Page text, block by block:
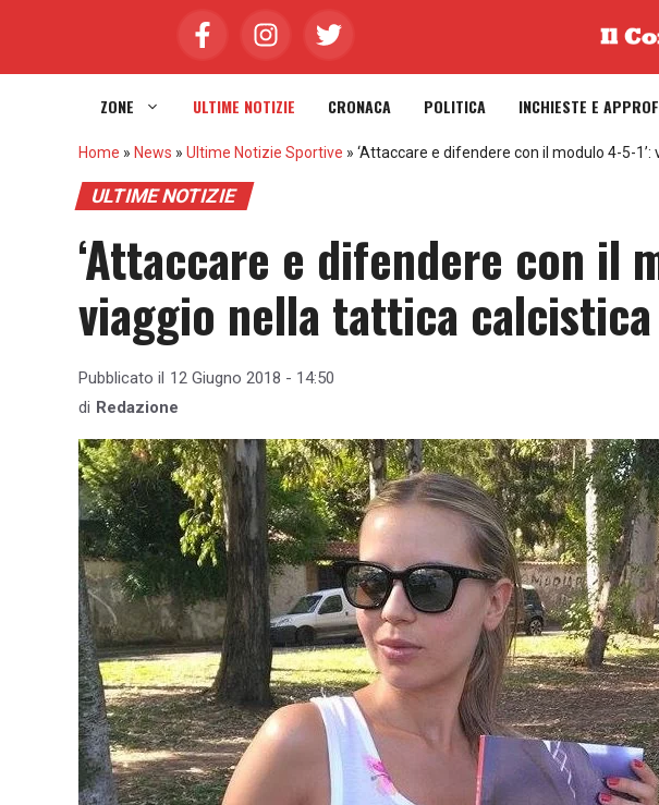
ZONE ULTIME NOTIZIE CRONACA POLITICA INCHIESTE E
Home » News » Ultime Notizie Sportive » ‘Attaccare e difendere con il modulo 4-5-
ULTIME NOTIZIE
‘Attaccare e difendere con il
viaggio nella tattica calcistica
Pubblicato il 12 Giugno 2018 - 14:50
di Redazione